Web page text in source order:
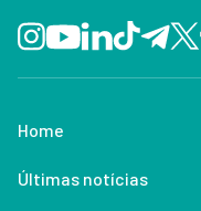
Home
Últimas notícias